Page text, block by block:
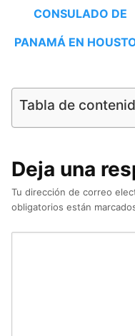
CONSULADO DE
PANAMÁ EN
Tabla de
Deja una
Tu dirección de correo
obligatorios están